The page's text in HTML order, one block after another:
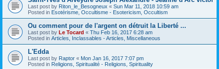
Last post by Riton_le_Besogneux « Sun Mar 11, 2018 10:59 am
Posted in Esotérisme, Occultisme - Esotericism, Occultism
Ou comment pour de l'argent on détruit la Liberté ...
Last post by Le Tocard « Thu Feb 16, 2017 6:28 am
Posted in Articles, Inclassables - Articles, Miscellaneous
L'Edda
Last post by Raptor « Mon Jan 16, 2017 7:07 pm
Posted in Religions, Spiritualité - Religions, Spirituality